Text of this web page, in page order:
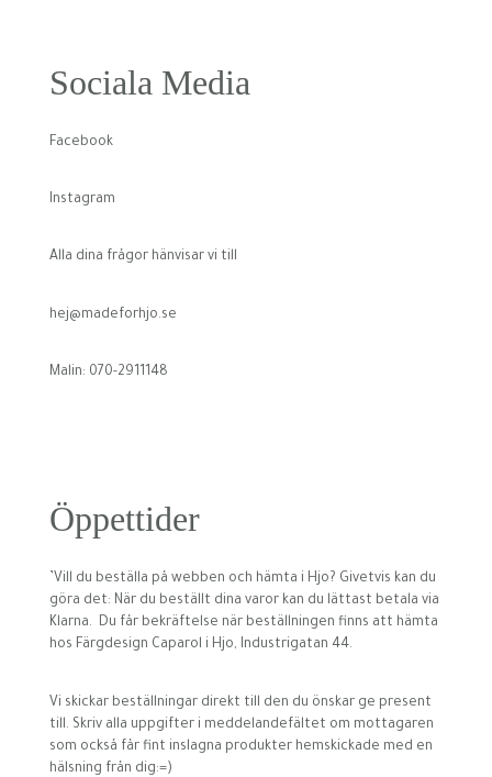
Sociala Media
Facebook
Instagram
Alla dina frågor hänvisar vi till
hej@madeforhjo.se
Malin: 070-2911148
Öppettider
’Vill du beställa på webben och hämta i Hjo? Givetvis kan du
göra det: När du beställt dina varor kan du lättast betala via
Klarna. Du får bekräftelse när beställningen finns att hämta
hos Färgdesign Caparol i Hjo, Industrigatan 44.
Vi skickar beställningar direkt till den du önskar ge present
till. Skriv alla uppgifter i meddelandefältet om mottagaren
som också får fint inslagna produkter hemskickade med en
hälsning från dig:=)